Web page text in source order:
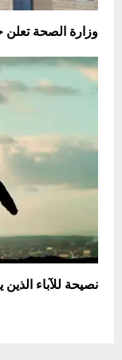
وزارة الصحة تعلن حاجتها
نصيحة للآباء